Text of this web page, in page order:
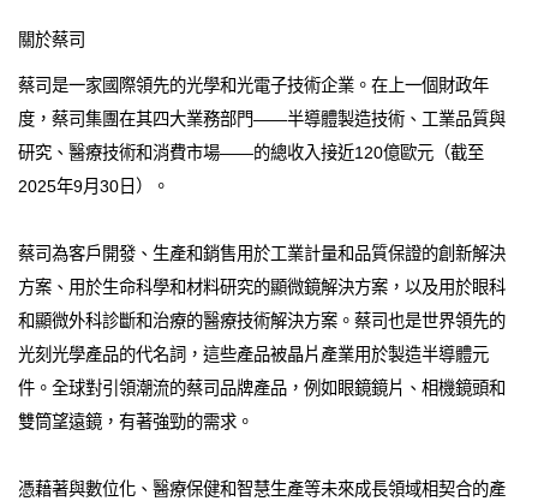
關於蔡司
蔡司是一家國際領先的光學和光電子技術企業。在上一個財政年
度，蔡司集團在其四大業務部門——半導體製造技術、工業品質與
研究、醫療技術和消費市場——的總收入接近120億歐元（截至
2025年9月30日）。
蔡司為客戶開發、生產和銷售用於工業計量和品質保證的創新解決
方案、用於生命科學和材料研究的顯微鏡解決方案，以及用於眼科
和顯微外科診斷和治療的醫療技術解決方案。蔡司也是世界領先的
光刻光學產品的代名詞，這些產品被晶片產業用於製造半導體元
件。全球對引領潮流的蔡司品牌產品，例如眼鏡鏡片、相機鏡頭和
雙筒望遠鏡，有著強勁的需求。
憑藉著與數位化、醫療保健和智慧生產等未來成長領域相契合的產